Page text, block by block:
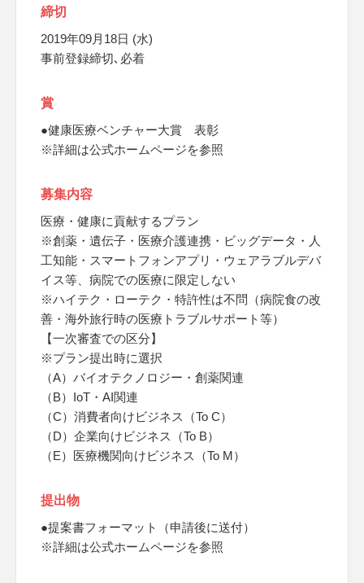
締切
2019年09月18日 (水)
事前登録締切､必着
賞
●健康医療ベンチャー大賞 表彰
※詳細は公式ホームページを参照
募集内容
医療・健康に貢献するプラン
※創薬・遺伝子・医療介護連携・ビッグデータ・人
工知能・スマートフォンアプリ・ウェアラブルデバ
イス等、病院での医療に限定しない
※ハイテク・ローテク・特許性は不問（病院食の改
善・海外旅行時の医療トラブルサポート等）
【一次審査での区分】
※プラン提出時に選択
（A）バイオテクノロジー・創薬関連
（B）IoT・AI関連
（C）消費者向けビジネス（To C）
（D）企業向けビジネス（To B）
（E）医療機関向けビジネス（To M）
提出物
●提案書フォーマット（申請後に送付）
※詳細は公式ホームページを参照